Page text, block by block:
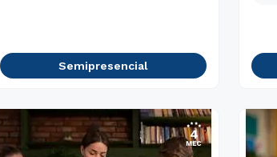
Semipresencial